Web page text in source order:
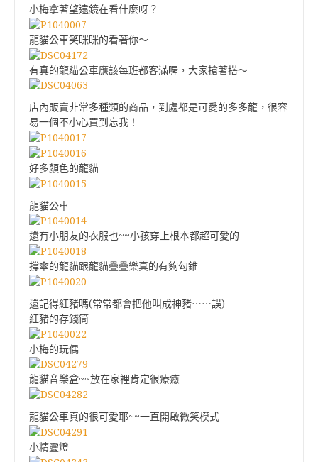
小梅拿著望遠鏡在看什麼呀？
龍貓公車笑眯眯的看著你～
有真的龍貓公車應該每班都客滿喔，大家搶著搭～
店內販賣非常多種類的商品，到處都是可愛的多多龍，很容
易一個不小心買到忘我！
好多顏色的龍貓
龍貓公車
還有小朋友的衣服也~~小孩穿上根本都超可愛的
撐傘的龍貓跟龍貓疊疊樂真的有夠勾錐
還記得紅豬嗎(常常都會把他叫成神豬⋯⋯誤)
紅豬的存錢筒
小梅的玩偶
龍貓音樂盒~~放在家裡肯定很療癒
龍貓公車真的很可愛耶~~一直開啟微笑模式
小精靈燈